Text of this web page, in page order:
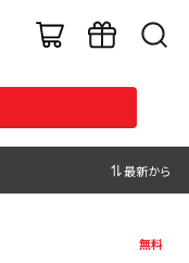
最新から
無料